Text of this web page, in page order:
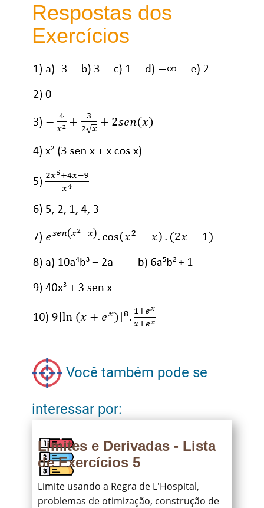
Respostas dos
Exercícios
Você também pode se
interessar por:
Limites e Derivadas - Lista
de Exercícios 5
Limite usando a Regra de L'Hospital,
problemas de otimização, construção de